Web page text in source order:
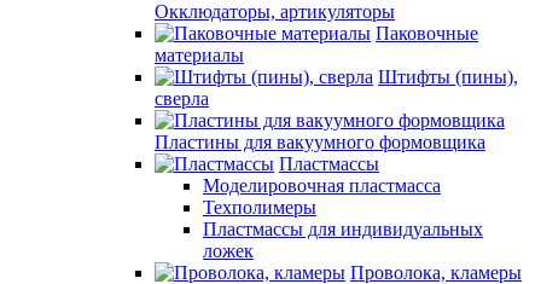
Окклюдаторы, артикуляторы
Паковочные
материалы
Штифты (пины),
сверла
Пластины для вакуумного формовщика
Пластмассы
Моделировочная пластмасса
Техполимеры
Пластмассы для индивидуальных
ложек
Проволока, кламеры